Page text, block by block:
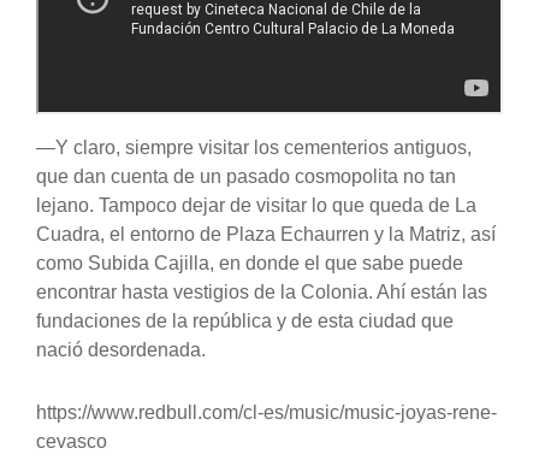
—Y claro, siempre visitar los cementerios antiguos,
que dan cuenta de un pasado cosmopolita no tan
lejano. Tampoco dejar de visitar lo que queda de La
Cuadra, el entorno de Plaza Echaurren y la Matriz, así
como Subida Cajilla, en donde el que sabe puede
encontrar hasta vestigios de la Colonia. Ahí están las
fundaciones de la república y de esta ciudad que
nació desordenada.
https://www.redbull.com/cl-es/music/music-joyas-rene-
cevasco